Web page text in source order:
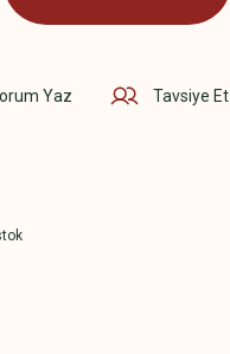
Yaz Tavsiye Et